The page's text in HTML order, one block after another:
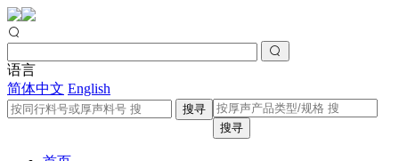
语言
简体中文 English
搜寻
搜寻